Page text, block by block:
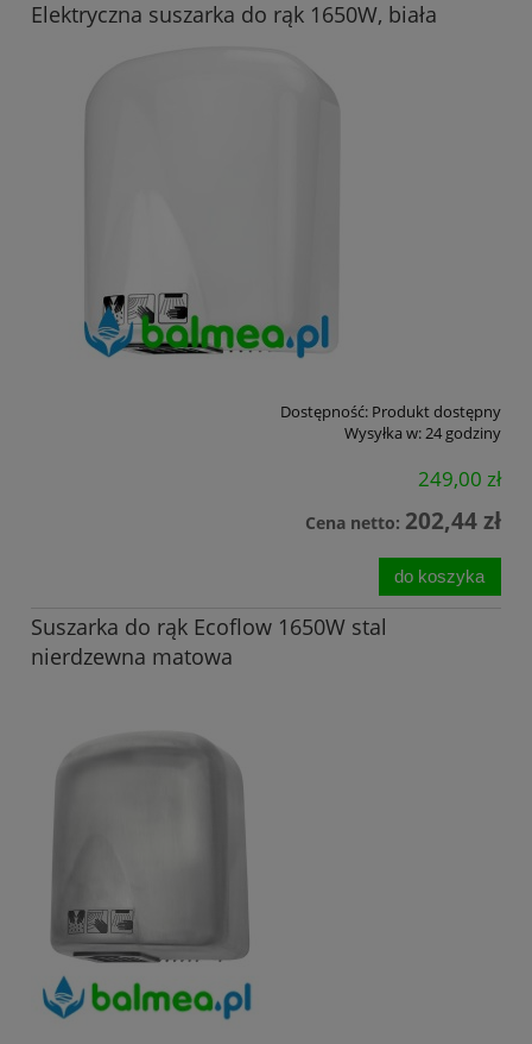
Elektryczna suszarka do rąk 1650W, biała
Dostępność: Produkt dostępny
Wysyłka w:24 godziny
249,00 zł
Cena netto: 202,44 zł
do koszyka
Suszarka do rąk Ecoflow 1650W stal
nierdzewna matowa